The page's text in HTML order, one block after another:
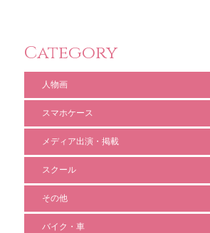
Category
人物画
スマホケース
メディア出演・掲載
スクール
その他
バイク・車